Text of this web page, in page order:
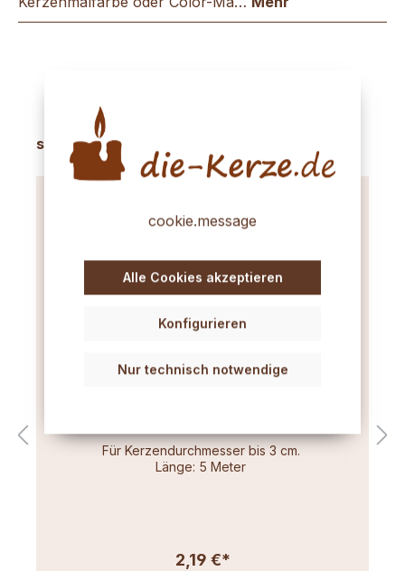
Produktgalerie überspringen
sinnvolles Zubehör
Für Kerzendurchmesser bis 3 cm.
Länge: 5 Meter
2,19 €*
cookie.message
Nur technisch notwendige
Konfigurieren
Alle Cookies akzeptieren